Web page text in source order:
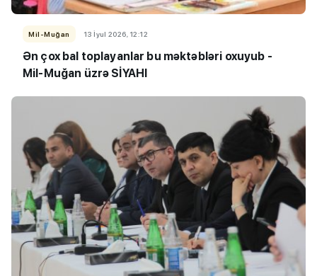
Mil-Muğan 13 İyul 2026, 12:12
Ən çox bal toplayanlar bu məktəbləri oxuyub -
Mil-Muğan üzrə SİYAHI